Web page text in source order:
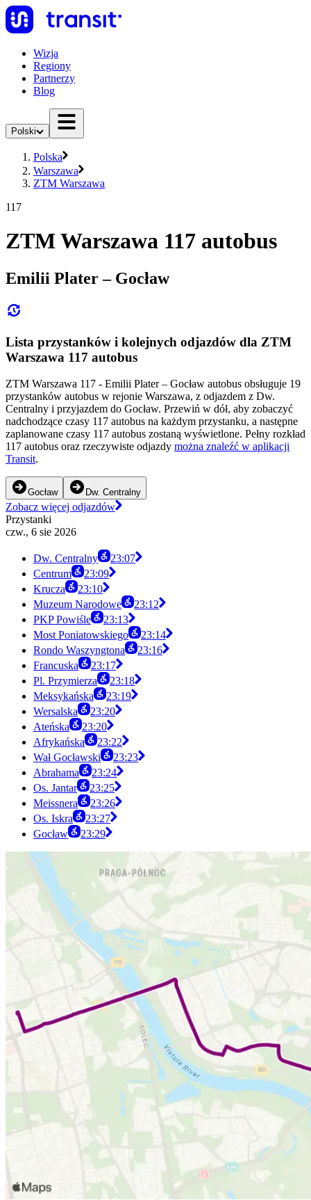
Wizja
Regiony
Partnerzy
Blog
Polski
Polska
Warszawa
ZTM Warszawa
117
ZTM Warszawa 117 autobus
Emilii Plater – Gocław
Lista przystanków i kolejnych odjazdów dla ZTM
Warszawa 117 autobus
ZTM Warszawa 117 - Emilii Plater – Gocław autobus obsługuje 19
przystanków autobus w rejonie Warszawa, z odjazdem z Dw.
Centralny i przyjazdem do Gocław. Przewiń w dół, aby zobaczyć
nadchodzące czasy 117 autobus na każdym przystanku, a następne
zaplanowane czasy 117 autobus zostaną wyświetlone. Pełny rozkład
117 autobus oraz rzeczywiste odjazdy można znaleźć w aplikacji
Transit.
Gocław Dw. Centralny
Zobacz więcej odjazdów
Przystanki
czw., 6 sie 2026
Dw. Centralny
23:07
Centrum
23:09
Krucza
23:10
Muzeum Narodowe
23:12
PKP Powiśle
23:13
Most Poniatowskiego
23:14
Rondo Waszyngtona
23:16
Francuska
23:17
Pl. Przymierza
23:18
Meksykańska
23:19
Wersalska
23:20
Ateńska
23:20
Afrykańska
23:22
Wał Gocławski
23:23
Abrahama
23:24
Os. Jantar
23:25
Meissnera
23:26
Os. Iskra
23:27
Gocław
23:29